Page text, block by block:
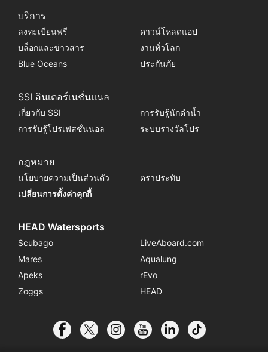
บริการ
ลงทะเบียนฟรี
ดาวน์โหลดแอป
บล็อกและข่าวสาร
งานทั่วโลก
Blue Oceans
ประกันภัย
SSI อินเตอร์เนชั่นแนล
เกี่ยวกับ SSI
การรับรู้นักดำน้ำ
การรับรู้โปรเฟสชั่นนอล
ระบบรางวัลโปร
กฎหมาย
นโยบายความเป็นส่วนตัว
ตราประทับ
เปลี่ยนการตั้งค่าคุกกี้
HEAD Watersports
Scubago
LiveAboard.com
Mares
Aqualung
Apeks
rEvo
Zoggs
HEAD